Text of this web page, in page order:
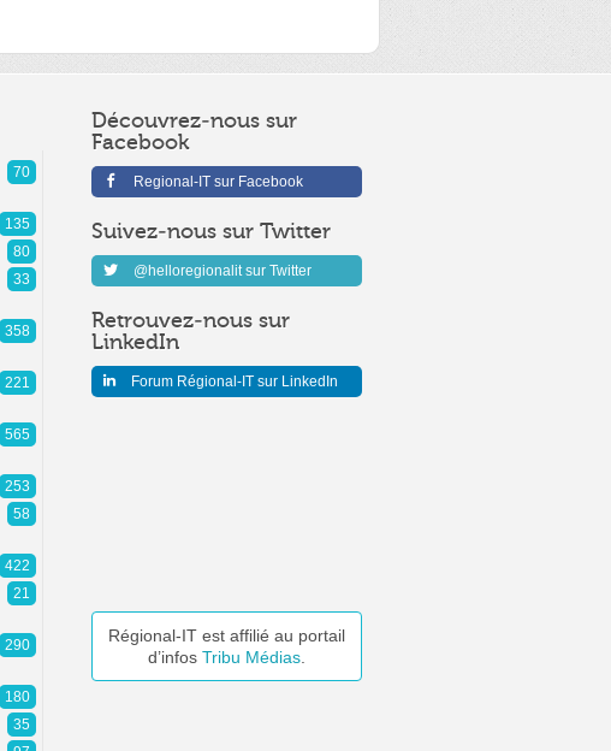
Découvrez-nous sur
Facebook
Regional-IT sur Facebook
Suivez-nous sur Twitter
@helloregionalit sur Twitter
Retrouvez-nous sur
LinkedIn
Forum Régional-IT sur LinkedIn
Régional-IT est affilié au portail
d’infos Tribu Médias
70
135
80
33
358
221
565
253
58
422
21
290
180
35